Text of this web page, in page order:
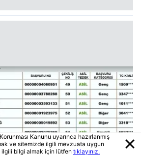
Kanunu uyarınca hazırlanmış
ve sitemizde ilgili mevzuata uygun
ilgili bilgi almak için lütfen tıklayınız.